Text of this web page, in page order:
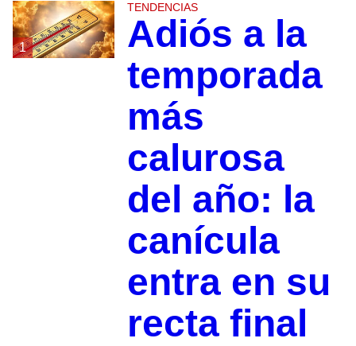
1
TENDENCIAS
Adiós a la
temporada
más
calurosa
del año: la
canícula
entra en su
recta final